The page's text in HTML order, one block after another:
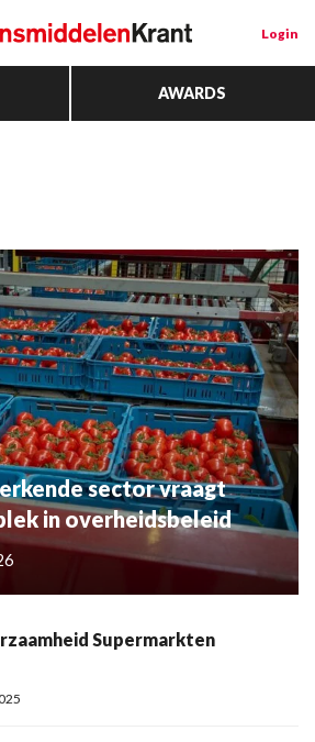
Login
AWARDS
sector vraagt
in overheidsbeleid
Supermarkten